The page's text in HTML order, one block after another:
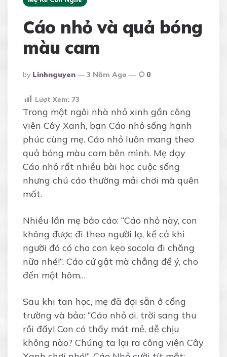
Cáo nhỏ và quả bóng
màu cam
Posted
By
By Linhnguyen 3 Năm Ago 0
Lượt Xem: 73
Trong một ngôi nhà nhỏ xinh gần công
viên Cây Xanh, bạn Cáo nhỏ sống hạnh
phúc cùng mẹ. Cáo nhỏ luôn mang theo
quả bóng màu cam bên mình. Mẹ dạy
Cáo nhỏ rất nhiều bài học cuộc sống
nhưng chú cáo thường mải chơi mà quên
mất.
Nhiều lần mẹ bảo cáo: “Cáo nhỏ này, con
không được đi theo người lạ, kể cả khi
người đó có cho con kẹo socola đi chăng
nữa nhé!”. Cáo cứ gật mà chẳng để ý, cho
đến một hôm…
Sau khi tan học, mẹ đã đợi sẵn ở cổng
trường và bảo: “Cáo nhỏ ơi, trời sang thu
rồi đấy! Con có thấy mát mẻ, dễ chịu
không nào? Chúng ta lại ra công viên Cây